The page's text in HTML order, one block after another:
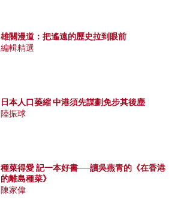
雄關漫道：把遙遠的歷史拉到眼前
編輯精選
日本人口萎縮 中港須先謀劃免步其後塵
陸振球
種菜得愛 記一本好書──讀吳燕青的《在香港
的離島種菜》
陳家偉